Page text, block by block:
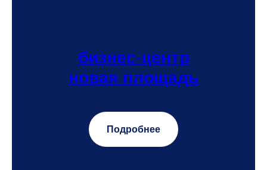
бизнес-центр
новая площадь
Подробнее